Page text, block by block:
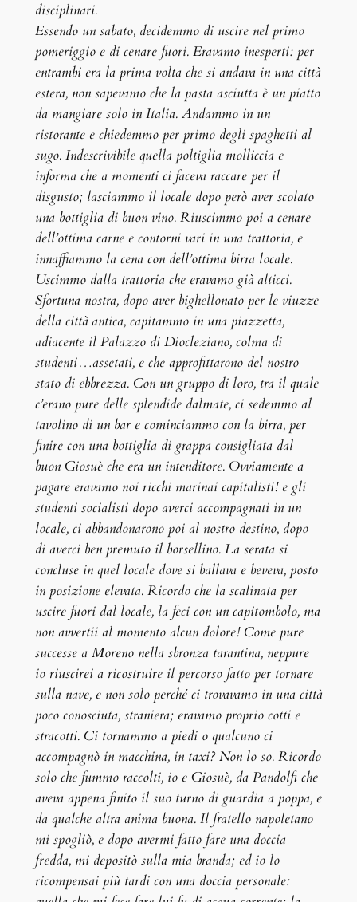
disciplinari.
Essendo un sabato, decidemmo di uscire nel primo
pomeriggio e di cenare fuori. Eravamo inesperti: per
entrambi era la prima volta che si andava in una città
estera, non sapevamo che la pasta asciutta è un piatto
da mangiare solo in Italia. Andammo in un
ristorante e chiedemmo per primo degli spaghetti al
sugo. Indescrivibile quella poltiglia molliccia e
informa che a momenti ci faceva raccare per il
disgusto; lasciammo il locale dopo però aver scolato
una bottiglia di buon vino. Riuscimmo poi a cenare
dell’ottima carne e contorni vari in una trattoria, e
innaffiammo la cena con dell’ottima birra locale.
Uscimmo dalla trattoria che eravamo già alticci.
Sfortuna nostra, dopo aver bighellonato per le viuzze
della città antica, capitammo in una piazzetta,
adiacente il Palazzo di Diocleziano, colma di
studenti…assetati, e che approfittarono del nostro
stato di ebbrezza. Con un gruppo di loro, tra il quale
c’erano pure delle splendide dalmate, ci sedemmo al
tavolino di un bar e cominciammo con la birra, per
finire con una bottiglia di grappa consigliata dal
buon Giosuè che era un intenditore. Ovviamente a
pagare eravamo noi ricchi marinai capitalisti! e gli
studenti socialisti dopo averci accompagnati in un
locale, ci abbandonarono poi al nostro destino, dopo
di averci ben premuto il borsellino. La serata si
concluse in quel locale dove si ballava e beveva, posto
in posizione elevata. Ricordo che la scalinata per
uscire fuori dal locale, la feci con un capitombolo, ma
non avvertii al momento alcun dolore! Come pure
successe a Moreno nella sbronza tarantina, neppure
io riuscirei a ricostruire il percorso fatto per tornare
sulla nave, e non solo perché ci trovavamo in una città
poco conosciuta, straniera; eravamo proprio cotti e
stracotti. Ci tornammo a piedi o qualcuno ci
accompagnò in macchina, in taxi? Non lo so. Ricordo
solo che fummo raccolti, io e Giosuè, da Pandolfi che
aveva appena finito il suo turno di guardia a poppa, e
da qualche altra anima buona. Il fratello napoletano
mi spogliò, e dopo avermi fatto fare una doccia
fredda, mi depositò sulla mia branda; ed io lo
ricompensai più tardi con una doccia personale: